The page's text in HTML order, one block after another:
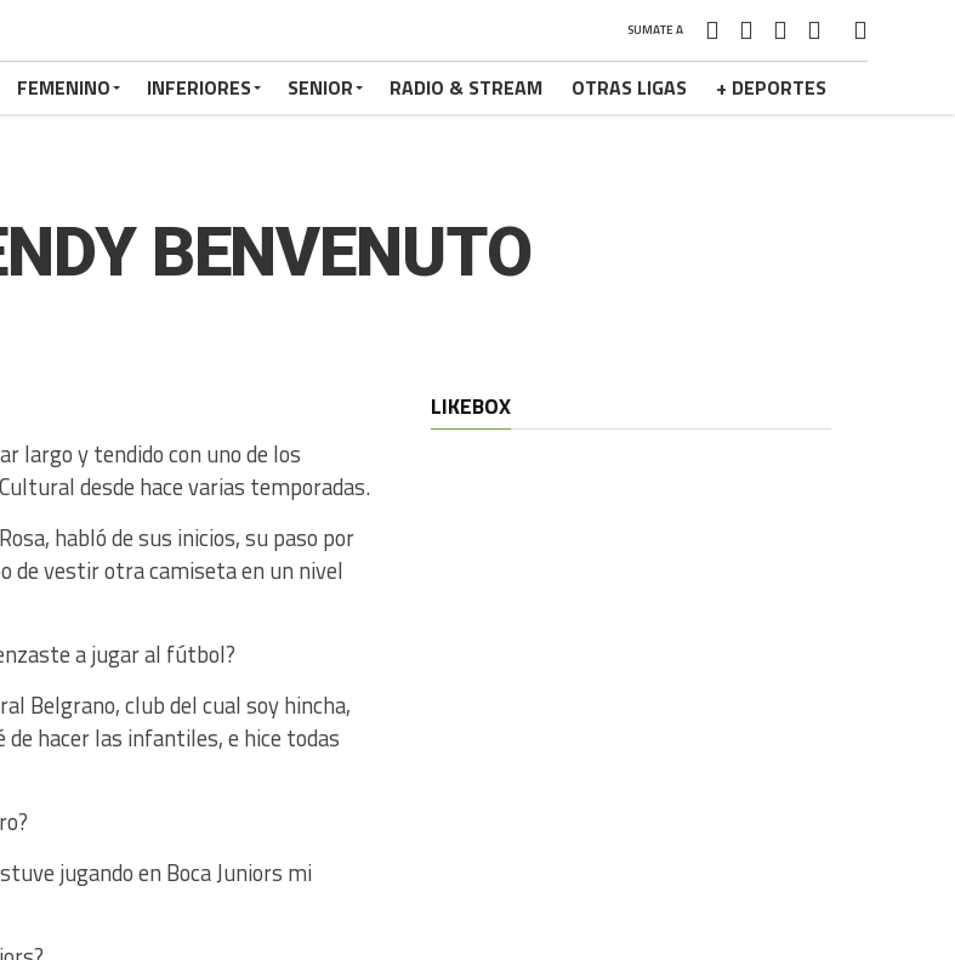
SUMATE A
FEMENINO INFERIORES SENIOR RADIO & STREAM OTRAS LIGAS + DEPORTES
BENVENUTO
largo y tendido con uno de los
desde hace varias temporadas.
habló de sus inicios, su paso por
de vestir otra camiseta en un nivel
a jugar al fútbol?
Belgrano, club del cual soy hincha,
hacer las infantiles, e hice todas
jugando en Boca Juniors mi
LIKEBOX